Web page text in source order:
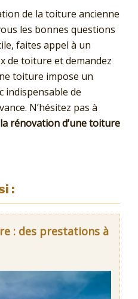
de la toiture ancienne
les bonnes questions
faites appel à un
de toiture et demandez
toiture impose un
indispensable de
N’hésitez pas à
rénovation d’une toiture
:
: des prestations à